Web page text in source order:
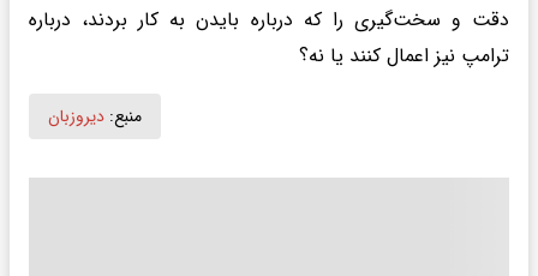
دقت و سخت‌گیری را که درباره بایدن به کار بردند، درباره
ترامپ نیز اعمال کنند یا نه؟
منبع: دیروزبان